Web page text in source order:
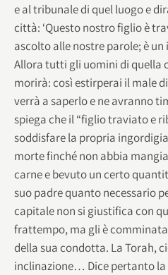
e al tribunale di quel luogo e
città: ‘Questo nostro figlio è
ascolto alle nostre parole; è un
Allora tutti gli uomini di quella
morirà: così estirperai il male
verrà a saperlo e ne avranno
spiega che il “figlio traviato e
soddisfare la propria
morte finché non abbia
carne e bevuto un certo
suo padre quanto necessario
capitale non si giustifica con
frattempo, ma gli è comminata
della sua condotta. La Torah,
inclinazione… Dice pertanto la